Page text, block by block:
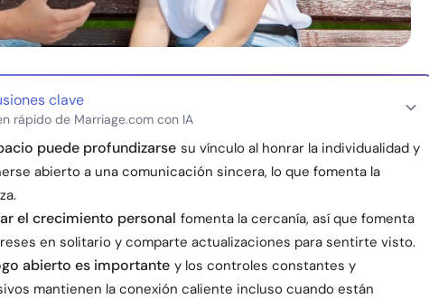
clave
rápido de Marriage.com con IA
puede profundizarse su vínculo al honrar la individualidad y
abierto a una comunicación sincera, lo que fomenta la
el crecimiento personal fomenta la cercanía, así que fomenta
en solitario y comparte actualizaciones para sentirte visto.
abierto es importante y los controles constantes y
mantienen la conexión caliente incluso cuando están